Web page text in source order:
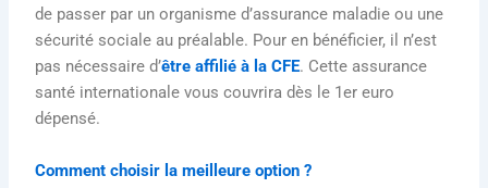
de passer par un organisme d’assurance maladie ou une
sécurité sociale au préalable. Pour en bénéficier, il n’est
pas nécessaire d’être affilié à la CFE. Cette assurance
santé internationale vous couvrira dès le 1er euro
dépensé.
Comment choisir la meilleure option ?